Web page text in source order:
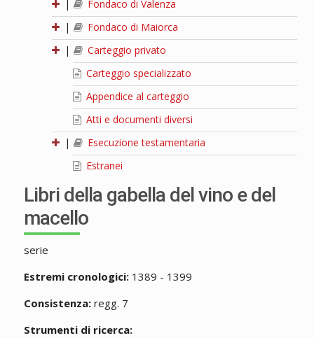
|
Fondaco di Valenza
|
Fondaco di Maiorca
|
Carteggio privato
Carteggio specializzato
Appendice al carteggio
Atti e documenti diversi
|
Esecuzione testamentaria
Estranei
Libri della gabella del vino e del
macello
serie
Estremi cronologici:1389 - 1399
Consistenza:regg. 7
Strumenti di ricerca: